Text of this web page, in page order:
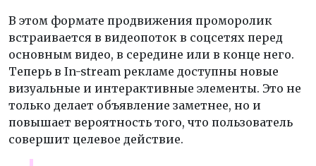
В этом формате продвижения проморолик
встраивается в видеопоток в соцсетях перед
основным видео, в середине или в конце него.
Теперь в In-stream рекламе доступны новые
визуальные и интерактивные элементы. Это не
только делает объявление заметнее, но и
повышает вероятность того, что пользователь
совершит целевое действие.